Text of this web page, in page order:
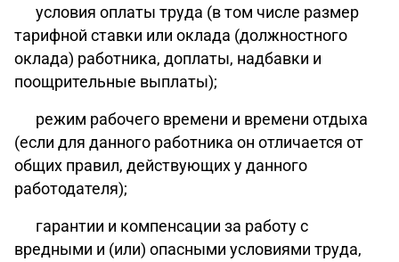
условия оплаты труда (в том числе размер
тарифной ставки или оклада (должностного
оклада) работника, доплаты, надбавки и
поощрительные выплаты);
режим рабочего времени и времени отдыха
(если для данного работника он отличается от
общих правил, действующих у данного
работодателя);
гарантии и компенсации за работу с
вредными и (или) опасными условиями труда,